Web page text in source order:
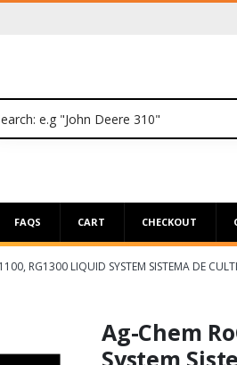
FAQS CART CHECKOUT
RG1300 LIQUID SYSTEM SISTEMA DE
Ag-Chem
System